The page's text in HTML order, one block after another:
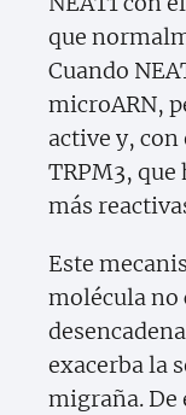
que
Cuando
microARN,
active y,
TRPM3, que
más
Este
molécula no
exacerba la
migraña. De